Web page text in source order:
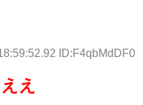
ID:F4qbMdDF0
え